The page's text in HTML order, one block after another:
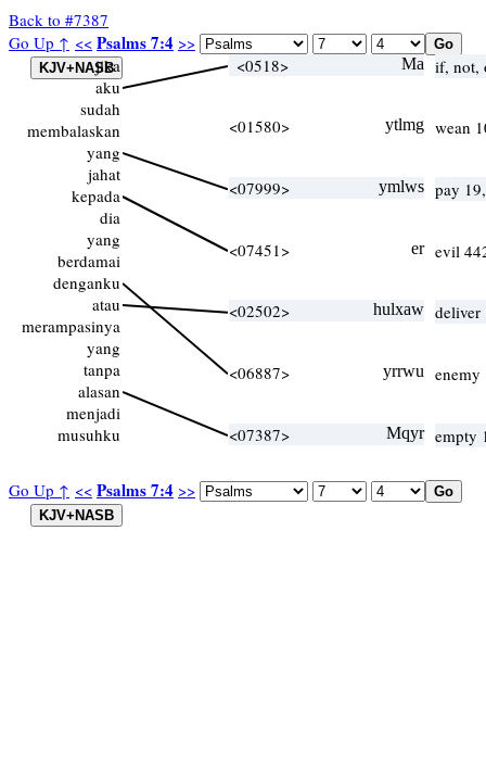
Back to #7387
Go Up ↑ << Psalms 7:4 >>
Go Up ↑ << Psalms 7:4 >>
jika
aku
sudah
membalaskan
yang
jahat
kepada
dia
yang
berdamai
denganku
atau
merampasinya
yang
tanpa
alasan
menjadi
musuhku
<0518> Ma if, not,
<01580> ytlmg wean
<07999> ymlws pay
<07451> er evil
<02502> hulxaw
<06887> yrrwu
<07387> Mqyr empty